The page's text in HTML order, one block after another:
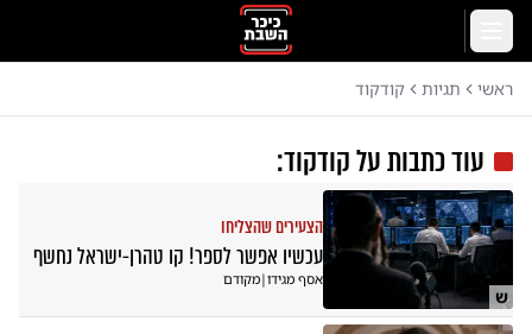
דלג לתוכן הראשי
ראשי תגיות קודקוד
עוד כתבות עלקודקוד:
ש
הצעירים שהצליחו
עכשיו אפשר לספר! קו טהרן-ישראל נחשף
אסף מגידו|מקודם